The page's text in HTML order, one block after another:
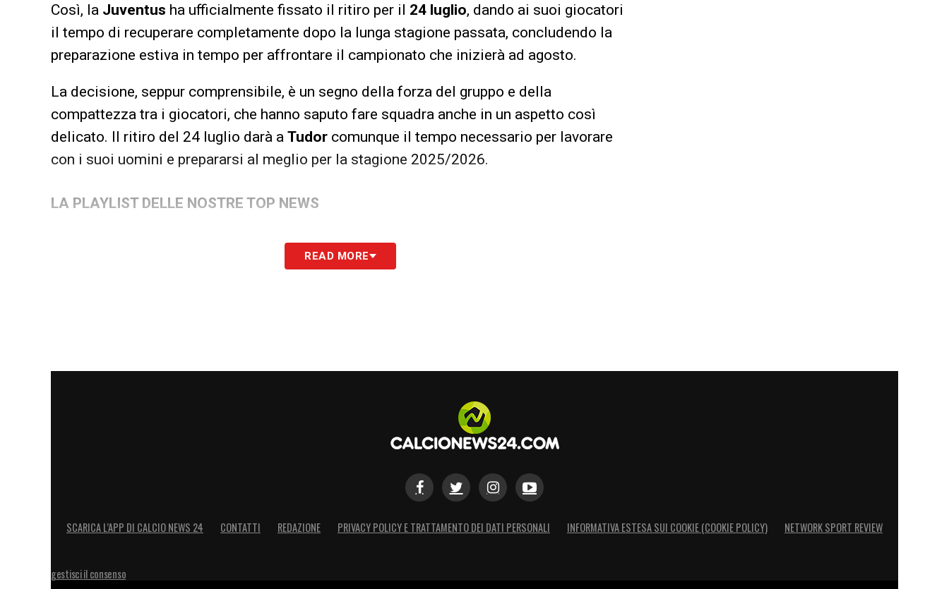
Così, la Juventus ha ufficialmente fissato il ritiro per il 24 luglio, dando ai suoi giocatori
il tempo di recuperare completamente dopo la lunga stagione passata, concludendo la
preparazione estiva in tempo per affrontare il campionato che inizierà ad agosto.
La decisione, seppur comprensibile, è un segno della forza del gruppo e della
compattezza tra i giocatori, che hanno saputo fare squadra anche in un aspetto così
delicato. Il ritiro del 24 luglio darà a Tudor comunque il tempo necessario per lavorare
con i suoi uomini e prepararsi al meglio per la stagione 2025/2026.
LA PLAYLIST DELLE NOSTRE TOP NEWS
READ MORE
SCARICA L’APP DI CALCIO NEWS 24 CONTATTI REDAZIONE PRIVACY POLICY E TRATTAMENTO DEI DATI PERSONALI INFORMATIVA ESTESA SUI COOKIE (COOKIE POLICY) NETWORK SPORT REVIEW
gestisci il consenso